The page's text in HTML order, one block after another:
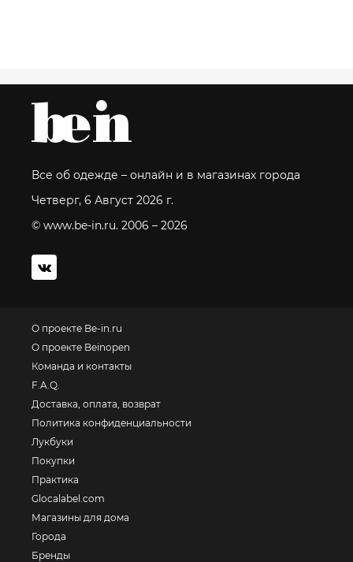
Все об одежде – онлайн и в магазинах города
Четверг, 6 Август 2026 г.
© www.be-in.ru. 2006 – 2026
О проекте Be-in.ru
О проекте Beinopen
Команда и контакты
F.A.Q.
Доставка, оплата, возврат
Политика конфиденциальности
Лукбуки
Покупки
Практика
Glocalabel.com
Магазины для дома
Города
Бренды